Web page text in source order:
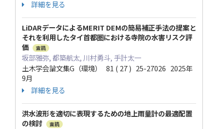
詳細を見る
LiDARデータによるMERIT DEMの簡易補正手法の提案と
それを利用したタイ首都圏における寺院の水害リスク評
価
査読
坂部雅弥, 都築航太, 川村勇斗, 手計太一
土木学会論文集G（環境） 81 ( 27 ) 25-27026 2025年
9月
詳細を見る
洪水波形を適切に表現するための地上雨量計の最適配置
の検討
査読